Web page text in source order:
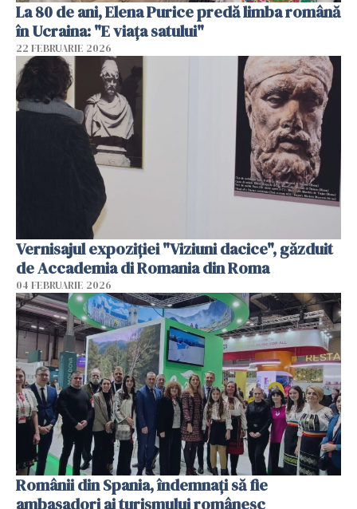
La 80 de ani, Elena Purice predă limba română
în Ucraina: "E viața satului"
22 FEBRUARIE 2026
Vernisajul expoziției "Viziuni dacice", găzduit
de Accademia di Romania din Roma
04 FEBRUARIE 2026
Românii din Spania, îndemnați să fie
ambasadori ai turismului românesc